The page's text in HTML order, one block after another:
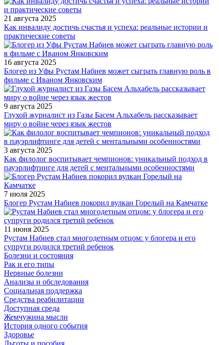
21 августа 2025
Как инвалиду достичь счастья и успеха: реальные истории и
практические советы
16 августа 2025
Блогер из Уфы Рустам Набиев может сыграть главную роль в
фильме с Иваном Янковским
9 августа 2025
Глухой журналист из Газы Басем Альхабель рассказывает
миру о войне через язык жестов
3 августа 2025
Как филолог воспитывает чемпионов: уникальный подход в
пауэрлифтинге для детей с ментальными особенностями
7 июля 2025
Блогер Рустам Набиев покорил вулкан Горелый на Камчатке
11 июня 2025
Рустам Набиев стал многодетным отцом: у блогера и его
супруги родился третий ребенок
Болезни и состояния
Рак и его типы
Нервные болезни
Анализы и обследования
Социальная поддержка
Средства реабилитации
Доступная среда
Жемчужина мысли
История одного события
Здоровье